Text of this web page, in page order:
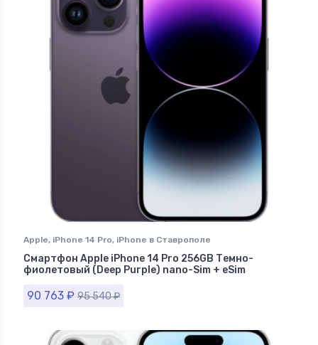
Apple, iPhone 14 Pro, iPhone в Ставрополе
Смартфон Apple iPhone 14 Pro 256GB Темно-
фиолетовый (Deep Purple) nano-Sim + eSim
90 763 ₽ 95 540₽